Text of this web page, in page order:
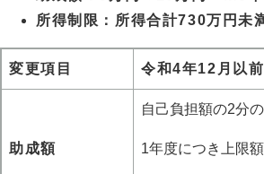
所得制限：所得合計730万円
変更項目 令和4年12月以前
助成額
自己負担額の2分の
1年度につき上限